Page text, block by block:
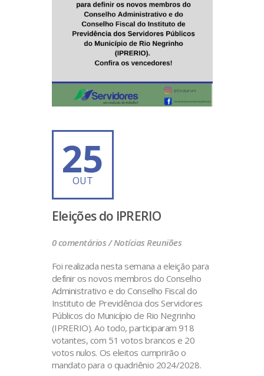
25
OUT
Eleições do IPRERIO
0 comentários /Notícias Reuniões
Foi realizada nesta semana a eleição para
definir os novos membros do Conselho
Administrativo e do Conselho Fiscal do
Instituto de Previdência dos Servidores
Públicos do Município de Rio Negrinho
(IPRERIO). Ao todo, participaram 918
votantes, com 51 votos brancos e 20
votos nulos. Os eleitos cumprirão o
mandato para o quadriênio 2024/2028.